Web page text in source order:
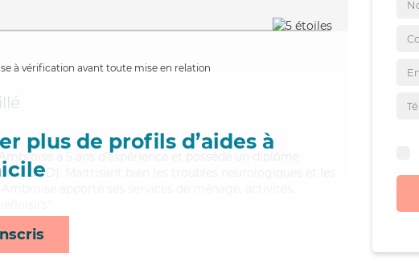
à vérification avant toute mise en relation
plus de profils d’aides à
a 5 ans d'expérience et possède un diplôme
(ADVD). Maitrisant bien les troubles neurologiques et les